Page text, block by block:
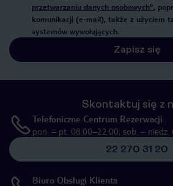
przetwarzaniu danych osobowych”,
komunikacji (e-mail), także z użyciem
systemów wywołujących.
Zapisz się
Skontaktuj się z
Telefoniczne Centrum Rezerwacji
pon. – pt. 08:00–22:00, sob. – niedz.
22 270 31 20
Biuro Obsługi Klienta